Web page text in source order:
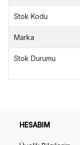
Stok Kodu
Marka
Stok Durumu
HESABIM